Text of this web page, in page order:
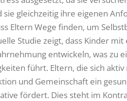
sie gleichzeitig ihre eigenen
Eltern Wege finden, um
Studie zeigt, dass Kinder
entwickeln, was zu
führt. Eltern, die sich
und Gemeinschaft ein
fördert. Dies steht im